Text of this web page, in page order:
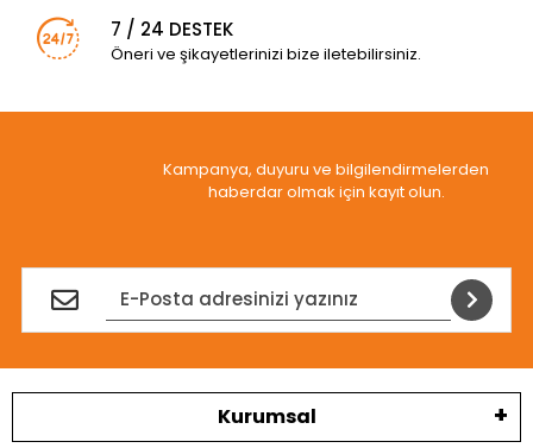
7 / 24 DESTEK
Öneri ve şikayetlerinizi bize iletebilirsiniz.
Kampanya, duyuru ve bilgilendirmelerden
haberdar olmak için kayıt olun.
Kurumsal